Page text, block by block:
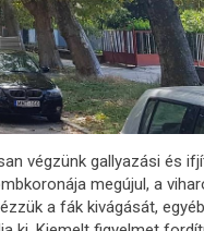
végzünk gallyazási és
megújul, a
a fák kivágását,